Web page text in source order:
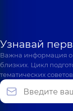
Узнавай
Важна информация о
близких. Цикл
тематических